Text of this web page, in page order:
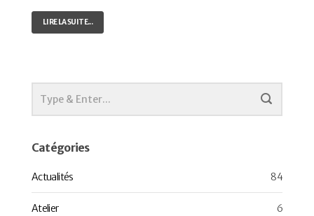
LIRE LA SUITE...
Catégories
Actualités 84
Atelier 6